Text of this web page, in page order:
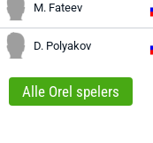
M. Fateev
D. Polyakov
Alle Orel spelers